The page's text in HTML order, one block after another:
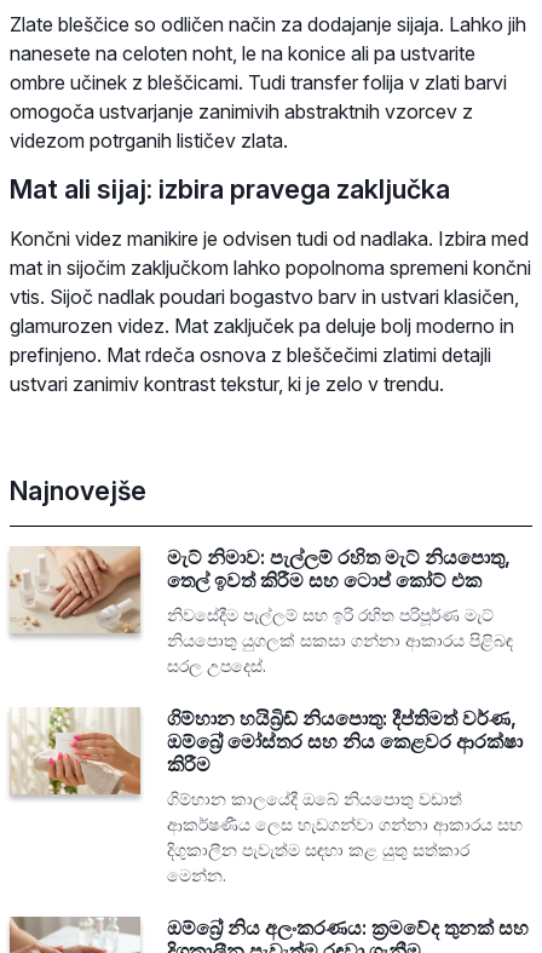
Zlate bleščice so odličen način za dodajanje sijaja. Lahko jih
nanesete na celoten noht, le na konice ali pa ustvarite
ombre učinek z bleščicami. Tudi transfer folija v zlati barvi
omogoča ustvarjanje zanimivih abstraktnih vzorcev z
videzom potrganih lističev zlata.
Mat ali sijaj: izbira pravega zaključka
Končni videz manikire je odvisen tudi od nadlaka. Izbira med
mat in sijočim zaključkom lahko popolnoma spremeni končni
vtis. Sijoč nadlak poudari bogastvo barv in ustvari klasičen,
glamurozen videz. Mat zaključek pa deluje bolj moderno in
prefinjeno. Mat rdeča osnova z bleščečimi zlatimi detajli
ustvari zanimiv kontrast tekstur, ki je zelo v trendu.
Najnovejše
මැට් නිමාව: පැල්ලම් රහිත මැට් නියපොතු,
තෙල් ඉවත් කිරීම සහ ටොප් කෝට් එක
නිවසේදීම පැල්ලම් සහ ඉරි රහිත පරිපූර්ණ මැට්
නියපොතු යුගලක් සකසා ගන්නා ආකාරය පිළිබඳ
සරල උපදෙස්.
ගිම්හාන හයිබ්‍රිඩ් නියපොතු: දීප්තිමත් වර්ණ,
ඔම්බ්‍රේ මෝස්තර සහ නිය කෙළවර ආරක්ෂා
කිරීම
ගිම්හාන කාලයේදී ඔබේ නියපොතු වඩාත්
ආකර්ෂණීය ලෙස හැඩගන්වා ගන්නා ආකාරය සහ
දිගුකාලීන පැවැත්ම සඳහා කළ යුතු සත්කාර
මෙන්න.
ඔම්බ්‍රේ නිය අලංකරණය: ක්‍රමවේද තුනක් සහ